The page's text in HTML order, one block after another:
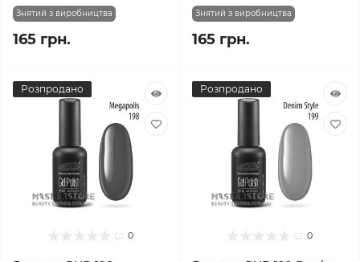
Знятий з виробництва
165 грн.
Знятий з виробництва
165 грн.
Розпродано
0
Розпродано
0